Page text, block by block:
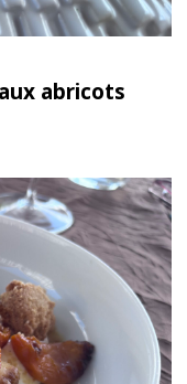
abricots